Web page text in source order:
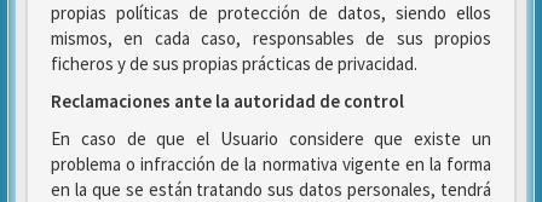
propias políticas de protección de datos, siendo ellos
mismos, en cada caso, responsables de sus propios
ficheros y de sus propias prácticas de privacidad.
Reclamaciones ante la autoridad de control
En caso de que el Usuario considere que existe un
problema o infracción de la normativa vigente en la forma
en la que se están tratando sus datos personales, tendrá